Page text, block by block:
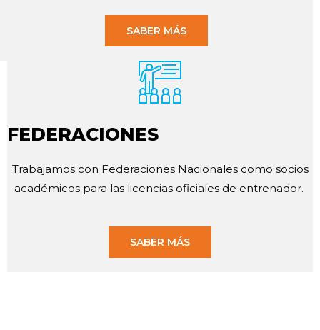
SABER MÁS
FEDERACIONES
Trabajamos con Federaciones Nacionales como socios
académicos para las licencias oficiales de entrenador.
SABER MÁS